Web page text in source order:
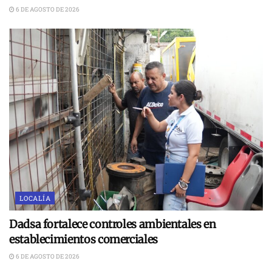
6 DE AGOSTO DE 2026
LOCALÍA
Dadsa fortalece controles ambientales en
establecimientos comerciales
6 DE AGOSTO DE 2026